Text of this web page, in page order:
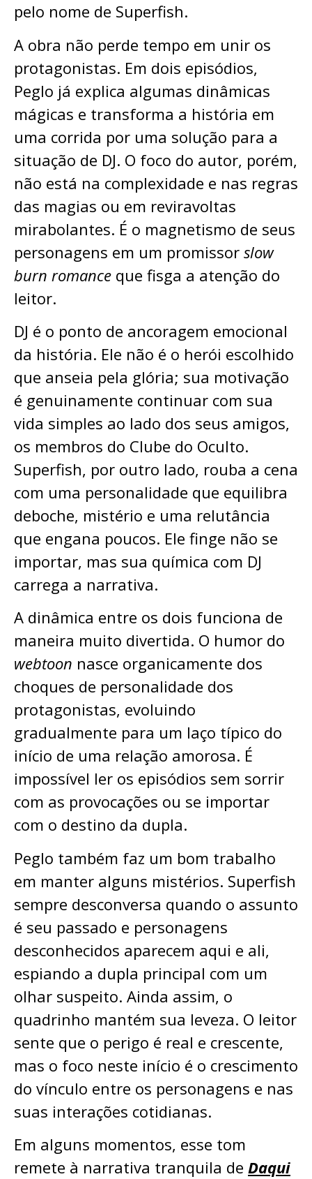
pelo nome de Superfish.
A obra não perde tempo em unir os
protagonistas. Em dois episódios,
Peglo já explica algumas dinâmicas
mágicas e transforma a história em
uma corrida por uma solução para a
situação de DJ. O foco do autor, porém,
não está na complexidade e nas regras
das magias ou em reviravoltas
mirabolantes. É o magnetismo de seus
personagens em um promissor slow
burn romance que fisga a atenção do
leitor.
DJ é o ponto de ancoragem emocional
da história. Ele não é o herói escolhido
que anseia pela glória; sua motivação
é genuinamente continuar com sua
vida simples ao lado dos seus amigos,
os membros do Clube do Oculto.
Superfish, por outro lado, rouba a cena
com uma personalidade que equilibra
deboche, mistério e uma relutância
que engana poucos. Ele finge não se
importar, mas sua química com DJ
carrega a narrativa.
A dinâmica entre os dois funciona de
maneira muito divertida. O humor do
webtoon nasce organicamente dos
choques de personalidade dos
protagonistas, evoluindo
gradualmente para um laço típico do
início de uma relação amorosa. É
impossível ler os episódios sem sorrir
com as provocações ou se importar
com o destino da dupla.
Peglo também faz um bom trabalho
em manter alguns mistérios. Superfish
sempre desconversa quando o assunto
é seu passado e personagens
desconhecidos aparecem aqui e ali,
espiando a dupla principal com um
olhar suspeito. Ainda assim, o
quadrinho mantém sua leveza. O leitor
sente que o perigo é real e crescente,
mas o foco neste início é o crescimento
do vínculo entre os personagens e nas
suas interações cotidianas.
Em alguns momentos, esse tom
remete à narrativa tranquila de Daqui